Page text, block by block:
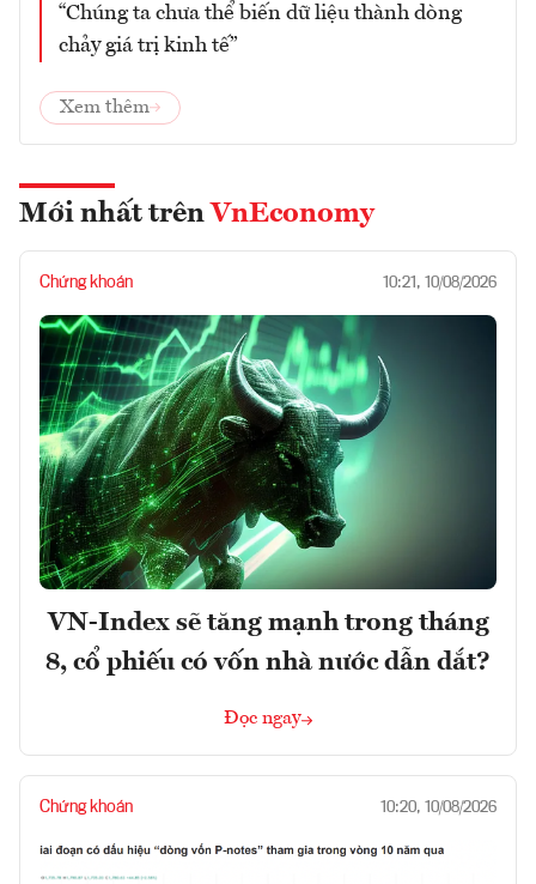
“Chúng ta chưa thể biến dữ liệu thành dòng
chảy giá trị kinh tế”
Xem thêm
Mới nhất trên VnEconomy
Chứng khoán 10:21, 10/08/2026
VN-Index sẽ tăng mạnh trong tháng
8, cổ phiếu có vốn nhà nước dẫn dắt?
Đọc ngay
Chứng khoán 10:20, 10/08/2026